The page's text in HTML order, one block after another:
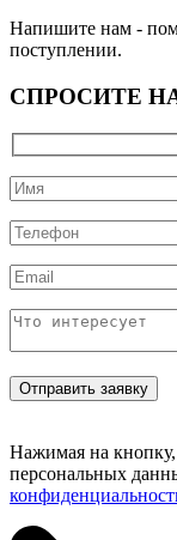
Напишите нам -
поступлении.
СПРОСИТЕ
Нажимая на кнопку,
персональных